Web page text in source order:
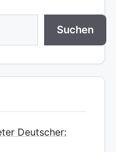
Suchen
Deutscher: